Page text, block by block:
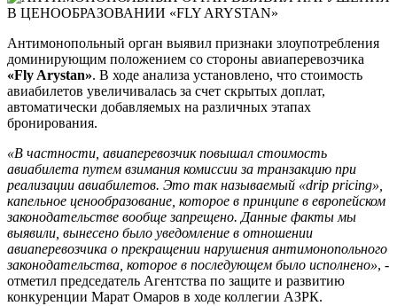
Антимонопольный орган выявил признаки злоупотребления
доминирующим положением со стороны авиаперевозчика
«Fly Arystan». В ходе анализа установлено, что стоимость
авиабилетов увеличивалась за счет скрытых доплат,
автоматически добавляемых на различных этапах
бронирования.
«В частности, авиаперевозчик повышал стоимость
авиабилета путем взимания комиссии за транзакцию при
реализации авиабилетов. Это так называемый «drip pricing»,
капельное ценообразование, которое в принципе в европейском
законодательстве вообще запрещено. Данные факты мы
выявили, вынесено было уведомление в отношении
авиаперевозчика о прекращении нарушения антимонопольного
законодательства, которое в последующем было исполнено», -
отметил председатель Агентства по защите и развитию
конкуренции Марат Омаров в ходе коллегии АЗРК.